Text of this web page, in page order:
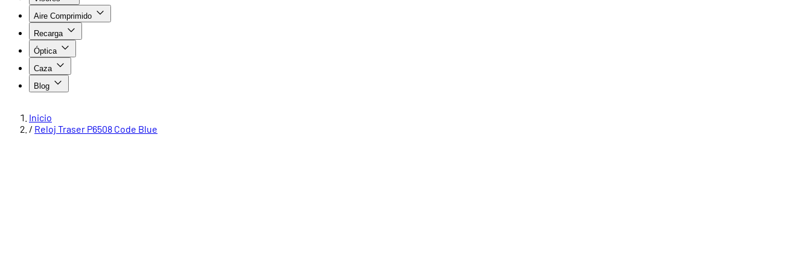
Aire Comprimido
Recarga
Óptica
Caza
Blog
Inicio
/ Reloj Traser P6508 Code Blue